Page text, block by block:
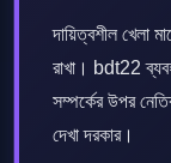
দায়িত্বশীল খেলা
রাখা। bdt22
সম্পর্কের উপর
দেখা দরকার।